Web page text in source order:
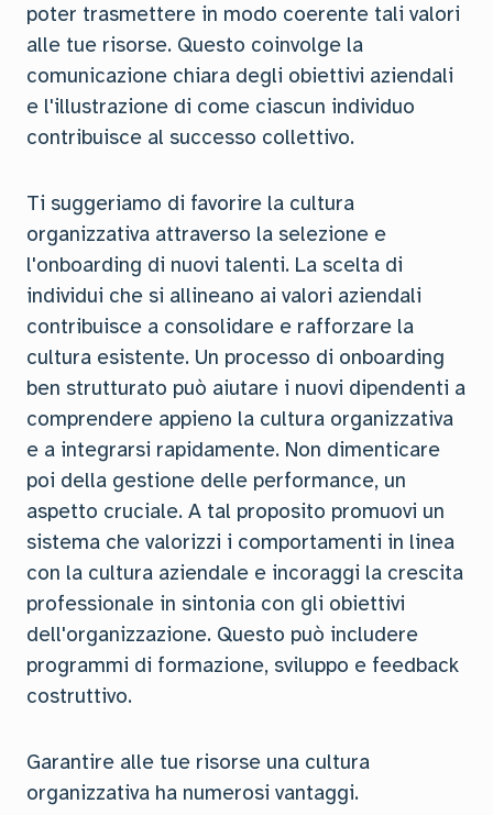
poter trasmettere in modo coerente tali valori
alle tue risorse. Questo coinvolge la
comunicazione chiara degli obiettivi aziendali
e l'illustrazione di come ciascun individuo
contribuisce al successo collettivo.
Ti suggeriamo di favorire la cultura
organizzativa attraverso la selezione e
l'onboarding di nuovi talenti. La scelta di
individui che si allineano ai valori aziendali
contribuisce a consolidare e rafforzare la
cultura esistente. Un processo di onboarding
ben strutturato può aiutare i nuovi dipendenti a
comprendere appieno la cultura organizzativa
e a integrarsi rapidamente. Non dimenticare
poi della gestione delle performance, un
aspetto cruciale. A tal proposito promuovi un
sistema che valorizzi i comportamenti in linea
con la cultura aziendale e incoraggi la crescita
professionale in sintonia con gli obiettivi
dell'organizzazione. Questo può includere
programmi di formazione, sviluppo e feedback
costruttivo.
Garantire alle tue risorse una cultura
organizzativa ha numerosi vantaggi.